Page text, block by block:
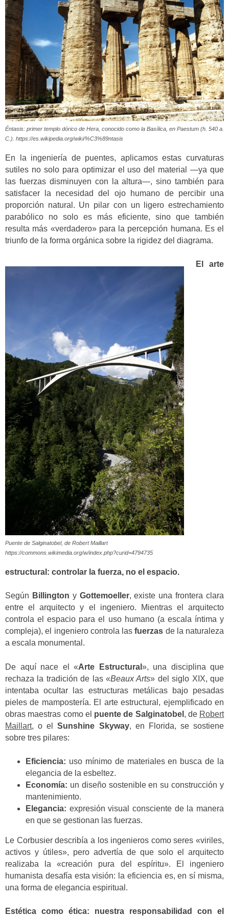
Éntasis: primer templo dórico de Hera, conocido como la Basílica, en Paestum (h. 540 a.
C.). https://es.wikipedia.org/wiki/%C3%89ntasis
En la ingeniería de puentes, aplicamos estas curvaturas
sutiles no solo para optimizar el uso del material —ya que
las fuerzas disminuyen con la altura—, sino también para
satisfacer la necesidad del ojo humano de percibir una
proporción natural. Un pilar con un ligero estrechamiento
parabólico no solo es más eficiente, sino que también
resulta más «verdadero» para la percepción humana. Es el
triunfo de la forma orgánica sobre la rigidez del diagrama.
Puente de Salginatobel, de Robert Maillart
https://commons.wikimedia.org/w/index.php?curid=4794735
El arte
estructural: controlar la fuerza, no el espacio.
Según Billington y Gottemoeller, existe una frontera clara
entre el arquitecto y el ingeniero. Mientras el arquitecto
controla el espacio para el uso humano (a escala íntima y
compleja), el ingeniero controla lasfuerzas de la naturaleza
a escala monumental.
De aquí nace el «Arte Estructural », una disciplina que
rechaza la tradición de las «Beaux Arts» del siglo XIX, que
intentaba ocultar las estructuras metálicas bajo pesadas
pieles de mampostería. El arte estructural, ejemplificado en
obras maestras como el puente de Salginatobel , de Robert
Maillart, o elSunshine Skyway, en Florida, se sostiene
sobre tres pilares:
Eficiencia: uso mínimo de materiales en busca de la
elegancia de la esbeltez.
Economía: un diseño sostenible en su construcción y
mantenimiento.
Elegancia: expresión visual consciente de la manera
en que se gestionan las fuerzas.
Le Corbusier describía a los ingenieros como seres «viriles,
activos y útiles», pero advertía de que solo el arquitecto
realizaba la «creación pura del espíritu». El ingeniero
humanista desafía esta visión: la eficiencia es, en sí misma,
una forma de elegancia espiritual.
Estética como ética: nuestra responsabilidad con el